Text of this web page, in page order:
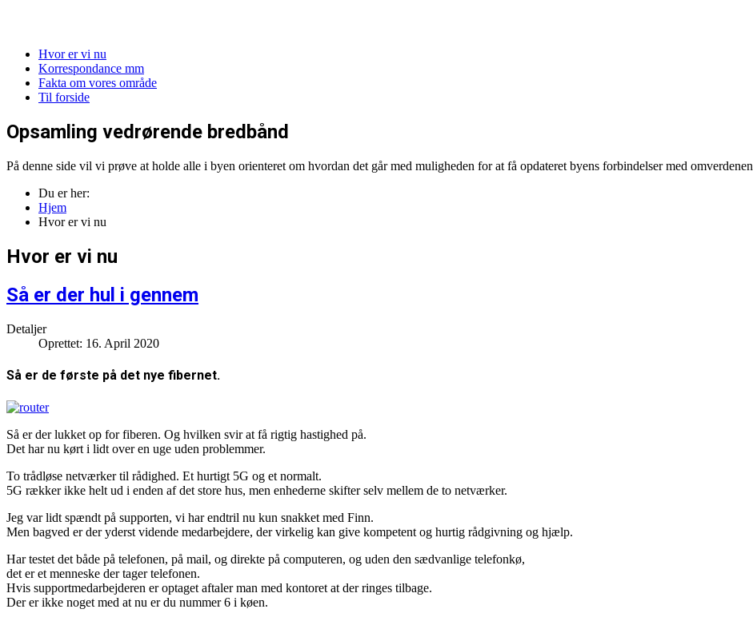
Hvor er vi nu
Korrespondance mm
Fakta om vores område
Til forside
Opsamling vedrørende bredbånd
På denne side vil vi prøve at holde alle i byen orienteret om hvordan det går med muligheden for at få opdateret byens forbindelser med omverdenen
Du er her:
Hjem
Hvor er vi nu
Hvor er vi nu
Så er der hul i gennem
Detaljer
Oprettet: 16. April 2020
Så er de første på det nye fibernet.
Så er der lukket op for fiberen. Og hvilken svir at få rigtig hastighed på.
Det har nu kørt i lidt over en uge uden problemmer.
To trådløse netværker til rådighed. Et hurtigt 5G og et normalt.
5G rækker ikke helt ud i enden af det store hus, men enhederne skifter selv mellem de to netværker.
Jeg var lidt spændt på supporten, vi har endtril nu kun snakket med Finn.
Men bagved er der yderst vidende medarbejdere, der virkelig kan give kompetent og hurtig rådgivning og hjælp.
Har testet det både på telefonen, på mail, og direkte på computeren, og uden den sædvanlige telefonkø,
det er et menneske der tager telefonen.
Hvis supportmedarbejderen er optaget aftaler man med kontoret at der ringes tilbage.
Der er ikke noget med at nu er du nummer 6 i køen.